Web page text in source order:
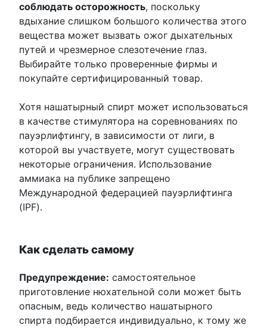
соблюдать осторожность, поскольку
вдыхание слишком большого количества этого
вещества может вызвать ожог дыхательных
путей и чрезмерное слезотечение глаз.
Выбирайте только проверенные фирмы и
покупайте сертифицированный товар.
Хотя нашатырный спирт может использоваться
в качестве стимулятора на соревнованиях по
пауэрлифтингу, в зависимости от лиги, в
которой вы участвуете, могут существовать
некоторые ограничения. Использование
аммиака на публике запрещено
Международной федерацией пауэрлифтинга
(IPF).
Как сделать самому
Предупреждение: самостоятельное
приготовление нюхательной соли может быть
опасным, ведь количество нашатырного
спирта подбирается индивидуально, к тому же